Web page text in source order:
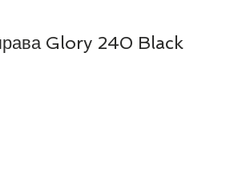
Glory 240 Black